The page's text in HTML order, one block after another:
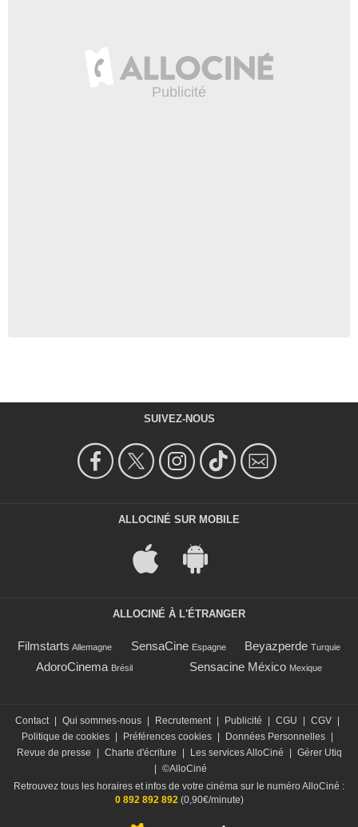
SUIVEZ-NOUS
ALLOCINÉ SUR MOBILE
ALLOCINÉ À L'ÉTRANGER
Filmstarts Allemagne SensaCine Espagne Beyazperde Turquie
AdoroCinema Brésil Sensacine México Mexique
Contact Qui sommes-nous Recrutement Publicité CGU CGV
Politique de cookies
Préférences cookies Données Personnelles
Revue de presse
Charte d'écriture Les services AlloCiné
Gérer Utiq
©AlloCiné
Retrouvez tous les horaires et infos de votre cinéma sur le numéro AlloCiné :
0 892 892 892(0,90€/minute)